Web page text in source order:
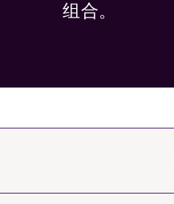
组合。